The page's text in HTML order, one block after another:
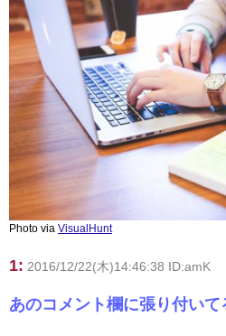
Photo via VisualHunt
1: 2016/12/22(木)14:46:38 ID:amK
あのコメント欄に張り付い